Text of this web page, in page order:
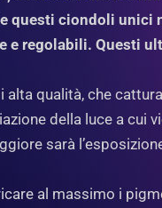
ciondoli unici
regolabili. Questi
qualità, che
della luce a cui
sarà
al massimo i